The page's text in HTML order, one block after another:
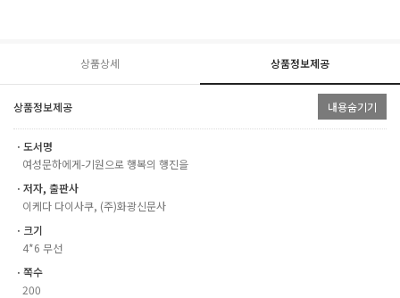
상품상세 상품정보제공
상품정보제공 내용숨기기
ㆍ도서명
여성문하에게-기원으로 행복의 행진을
ㆍ저자, 출판사
이케다 다이사쿠, (주)화광신문사
ㆍ크기
4*6 무선
ㆍ쪽수
200